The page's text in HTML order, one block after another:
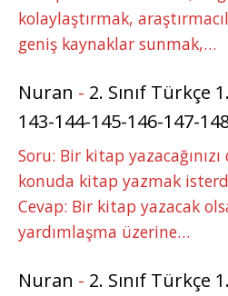
kolaylaştırmak,
geniş kaynaklar sunmak,…
Nuran - 2. Sınıf Türkçe
143-144-145-146-147-
Soru: Bir kitap
konuda kitap yazmak
Cevap: Bir kitap yazacak
yardımlaşma üzerine…
Nuran - 2. Sınıf Türkçe